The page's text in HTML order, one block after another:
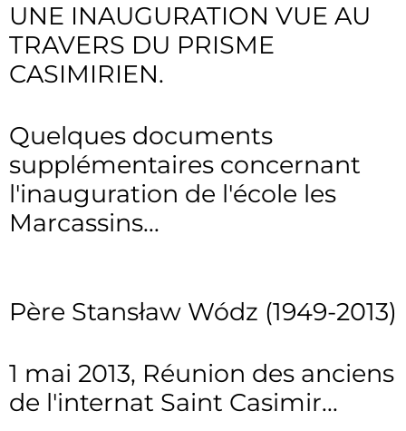
UNE INAUGURATION VUE AU
TRAVERS DU PRISME
CASIMIRIEN.
Quelques documents
supplémentaires concernant
l'inauguration de l'école les
Marcassins...
Père Stansław Wódz (1949-2013)
1 mai 2013, Réunion des anciens
de l'internat Saint Casimir...